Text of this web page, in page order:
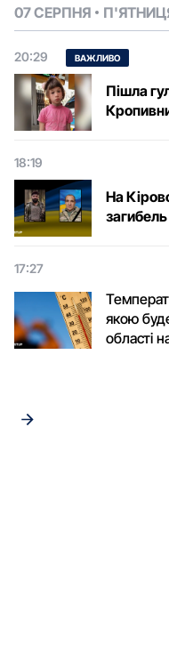
07 СЕРПНЯ
20:29 ВАЖЛИВО
Пішла
18:19
На
17:27
якою
області